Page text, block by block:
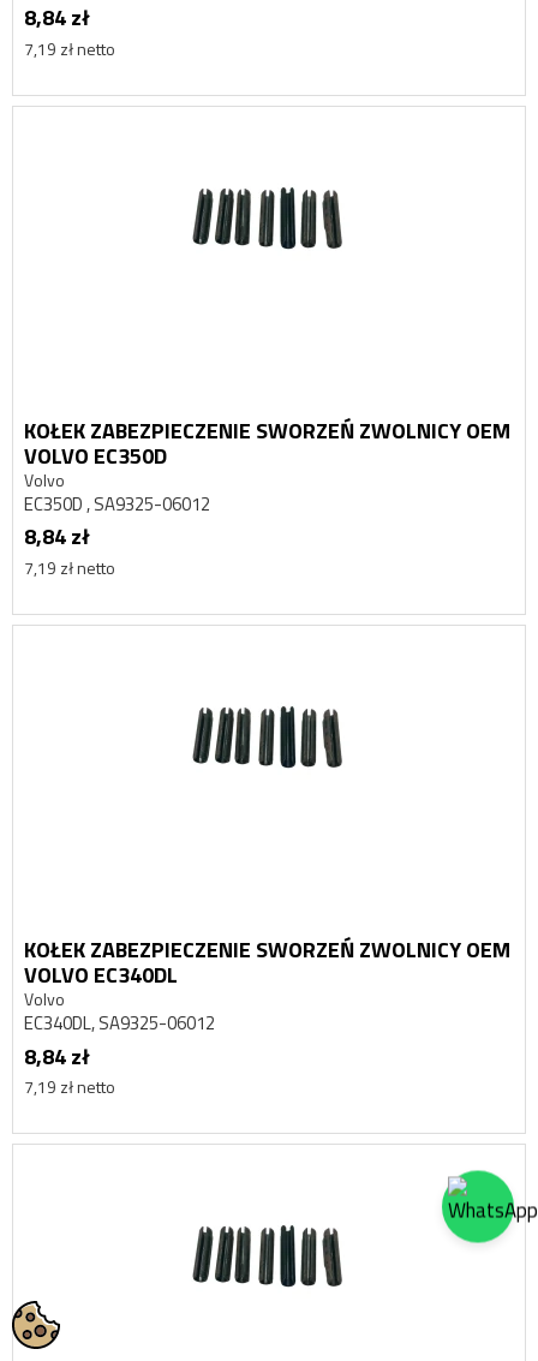
8,84 zł
7,19 zł netto
KOŁEK ZABEZPIECZENIE SWORZEŃ ZWOLNICY OEM
VOLVO EC350D
Volvo
EC350D , SA9325-06012
8,84 zł
7,19 zł netto
KOŁEK ZABEZPIECZENIE SWORZEŃ ZWOLNICY OEM
VOLVO EC340DL
Volvo
EC340DL, SA9325-06012
8,84 zł
7,19 zł netto